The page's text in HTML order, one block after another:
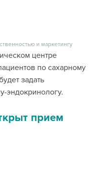
и маркетингу
центре
по сахарному
задать
эндокринологу.
прием